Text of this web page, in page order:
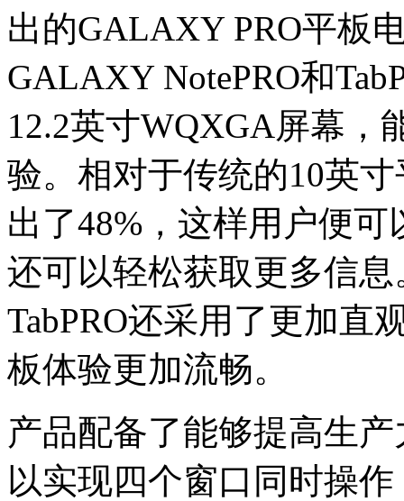
出的GALAXY PRO平板
GALAXY NotePRO和
12.2英寸WQXGA屏幕，
验。相对于传统的10英
出了48%，这样用户便
还可以轻松获取更多信
TabPRO还采用了更加直
板体验更加流畅。
产品配备了能够提高生
以实现四个窗口同时操作